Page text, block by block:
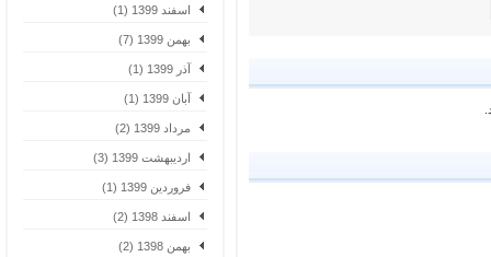
اسفند 1399 (1)
بهمن 1399 (7)
آذر 1399 (1)
آبان 1399 (1)
مرداد 1399 (2)
اردیبهشت 1399 (3)
فروردین 1399 (1)
اسفند 1398 (2)
بهمن 1398 (2)